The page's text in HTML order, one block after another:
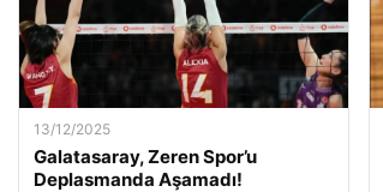
13/12/2025
Galatasaray, Zeren Spor’u
Deplasmanda Aşamadı!